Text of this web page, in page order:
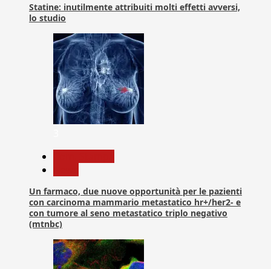
Statine: inutilmente attribuiti molti effetti avversi,
lo studio
Un farmaco, due nuove opportunità per le pazienti
con carcinoma mammario metastatico hr+/her2- e
con tumore al seno metastatico triplo negativo
(mtnbc)